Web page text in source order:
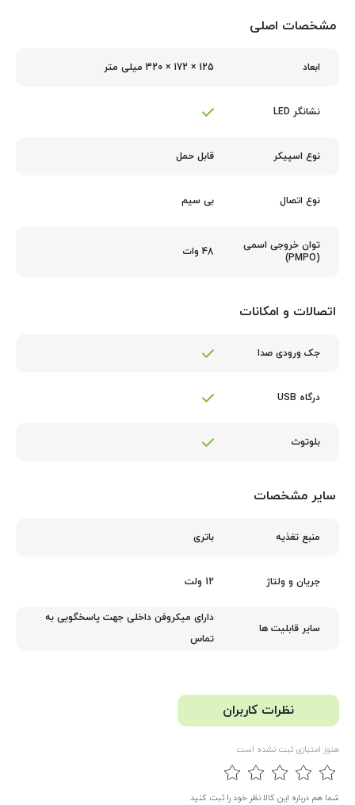
مشخصات اصلی
ابعاد 125 × 172 × 320 میلی‌ متر
نشانگر LED
نوع اسپیکر قابل حمل
نوع اتصال بی سیم
توان خروجی اسمی
(PMPO)
48 وات
اتصالات و امکانات
جک ورودی صدا
درگاه USB
بلوتوث
سایر مشخصات
منبع تغذیه باتری
جریان و ولتاژ 12 ولت
سایر قابلیت ها
دارای میکروفن داخلی جهت پاسخگویی به
تماس
نظرات کاربران
هنوز امتیازی ثبت نشده است
شما هم درباره این کالا نظر خود را ثبت کنید